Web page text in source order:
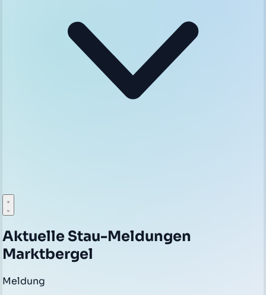
Aktuelle Stau-Meldungen
Marktbergel
Meldung